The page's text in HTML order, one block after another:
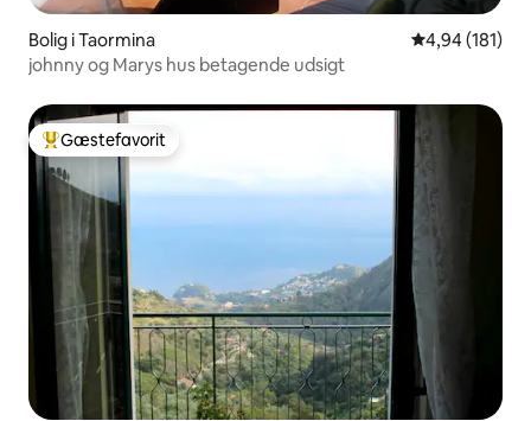
Bolig i Taormina 4,94 ud af 5 i
4,94 (181)
johnny og Marys hus betagende udsigt
Bedste gæstefavorit
Gæstefavorit